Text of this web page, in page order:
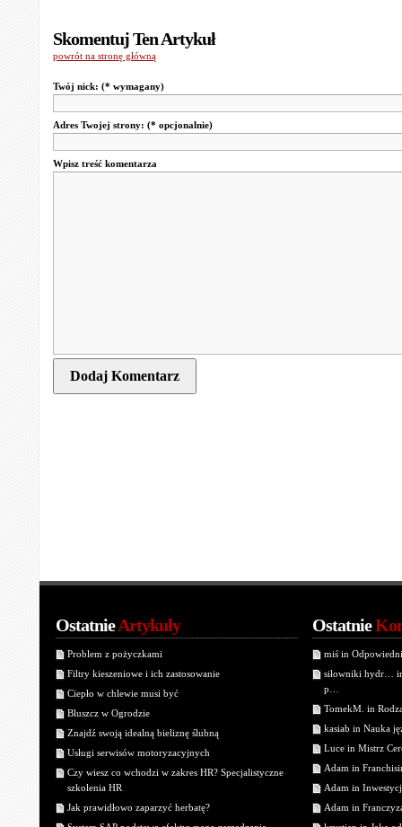
Skomentuj Ten Artykuł
powrót na stronę główną
Twój nick: (* wymagany)
Adres Twojej strony: (* opcjonalnie)
Wpisz treść komentarza
OstatnieArtykuły
Problem z pożyczkami
Filtry kieszeniowe i ich zastosowanie
Ciepło w chlewie musi być
Bluszcz w Ogrodzie
Znajdź swoją idealną bieliznę ślubną
Usługi serwisów motoryzacyjnych
Czy wiesz co wchodzi w zakres HR? Specjalistyczne
szkolenia HR
Jak prawidłowo zaparzyć herbatę?
Ostatnie
miś in
siłowniki hydr…
p…
TomekM. in
kasiab in Nauka
Luce in Mistrz
Adam in
Adam in
Adam in